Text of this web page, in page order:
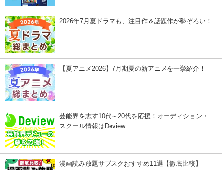
2026年7月夏ドラマも、注目作＆話題作が勢ぞろい！
【夏アニメ2026】7月期夏の新アニメを一挙紹介！
芸能界を志す10代～20代を応援！オーディション・
スクール情報はDeview
漫画読み放題サブスクおすすめ11選【徹底比較】